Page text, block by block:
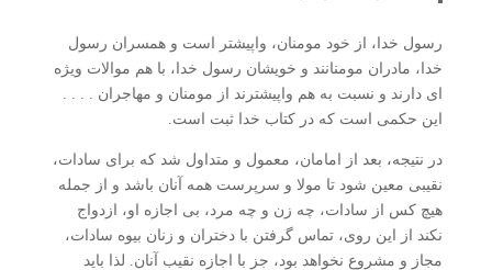
رسول خدا، از خود مومنان، واپیشتر است و همسران رسول
خدا، مادران مومنانند و خویشان رسول خدا، با هم موالات ویژه
ای دارند و نسبت به هم واپیشترند از مومنان و مهاجران . . . .
این حکمی است که در کتاب خدا ثبت است.
در نتیجه، بعد از امامان، معمول و متداول شد که برای سادات،
نقیبی معین شود تا مولا و سرپرست همه آنان باشد و از جمله
هیچ کس از سادات، چه زن و چه مرد، بی اجازه او، ازدواج
نکند از این روی، تماس گرفتن با دختران و زنان بیوه سادات،
مجاز و مشروع نخواهد بود، جز با اجازه نقیب آنان. لذا باید